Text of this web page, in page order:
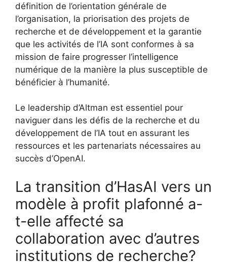
définition de l’orientation générale de
l’organisation, la priorisation des projets de
recherche et de développement et la garantie
que les activités de l’IA sont conformes à sa
mission de faire progresser l’intelligence
numérique de la manière la plus susceptible de
bénéficier à l’humanité.
Le leadership d’Altman est essentiel pour
naviguer dans les défis de la recherche et du
développement de l’IA tout en assurant les
ressources et les partenariats nécessaires au
succès d’OpenAI.
La transition d’HasAI vers un
modèle à profit plafonné a-
t-elle affecté sa
collaboration avec d’autres
institutions de recherche?